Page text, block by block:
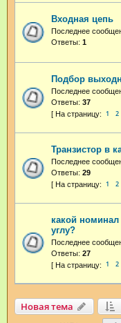
Входная цепь
Последнее
Ответы: 1
Подбор
Последнее
Ответы: 37
1 2
Транзистор в
Последнее
Ответы: 29
1 2
какой
углу?
Последнее
Ответы: 27
1 2
Новая тема